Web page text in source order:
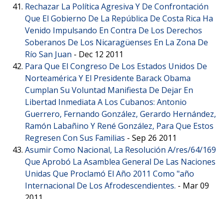
Rechazar La Política Agresiva Y De Confrontación
Que El Gobierno De La República De Costa Rica Ha
Venido Impulsando En Contra De Los Derechos
Soberanos De Los Nicaragüenses En La Zona De
Río San Juan - Dec 12 2011
Para Que El Congreso De Los Estados Unidos De
Norteamérica Y El Presidente Barack Obama
Cumplan Su Voluntad Manifiesta De Dejar En
Libertad Inmediata A Los Cubanos: Antonio
Guerrero, Fernando González, Gerardo Hernández,
Ramón Labañino Y René González, Para Que Estos
Regresen Con Sus Familias - Sep 26 2011
Asumir Como Nacional, La Resolución A/res/64/169
Que Aprobó La Asamblea General De Las Naciones
Unidas Que Proclamó El Año 2011 Como "año
Internacional De Los Afrodescendientes. - Mar 09